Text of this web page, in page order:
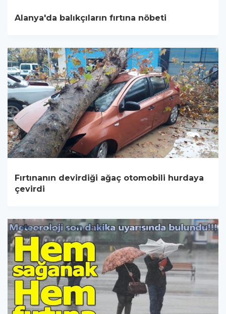
Alanya'da balıkçıların fırtına nöbeti
Fırtınanın devirdiği ağaç otomobili hurdaya
çevirdi